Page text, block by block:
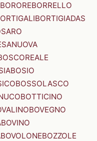
BOROREBORRELLO
BORTIGIADAS
BOSIO
BOSSOLASCO
BOTTICINO
BOVEGNO
BOVINO
BOVOLONEBOZZOLE